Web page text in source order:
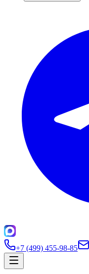
+7 (499) 455-98-85